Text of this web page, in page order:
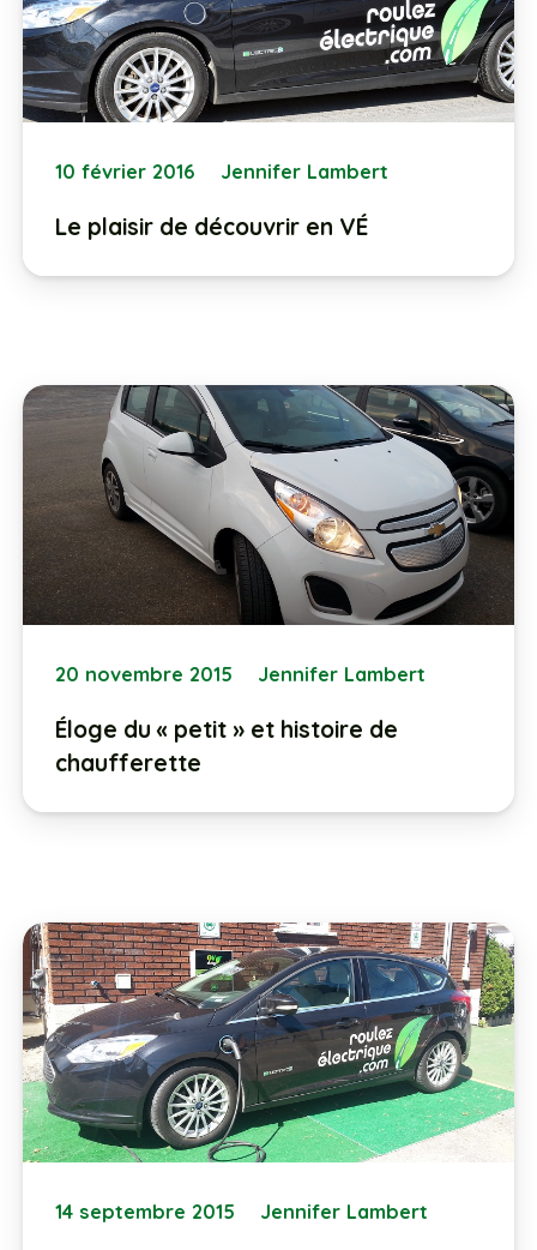
10 février 2016 Jennifer Lambert
Le plaisir de découvrir en VÉ
20 novembre 2015 Jennifer Lambert
Éloge du « petit » et histoire de
chaufferette
14 septembre 2015 Jennifer Lambert